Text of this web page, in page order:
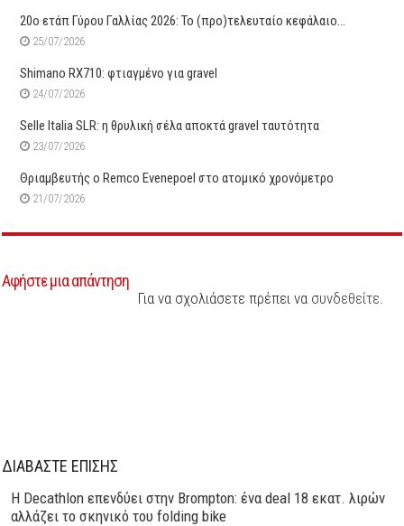
20ο ετάπ Γύρου Γαλλίας 2026: Το (προ)τελευταίο κεφάλαιο…
25/07/2026
Shimano RX710: φτιαγμένο για gravel
24/07/2026
Selle Italia SLR: η θρυλική σέλα αποκτά gravel ταυτότητα
23/07/2026
Θριαμβευτής ο Remco Evenepoel στο ατομικό χρονόμετρο
21/07/2026
Αφήστε μια απάντηση
Για να σχολιάσετε πρέπει να συνδεθείτε.
ΔΙΑΒΑΣΤΕ ΕΠΙΣΗΣ
Η Decathlon επενδύει στην Brompton: ένα deal 18 εκατ. λιρών
αλλάζει το σκηνικό του folding bike